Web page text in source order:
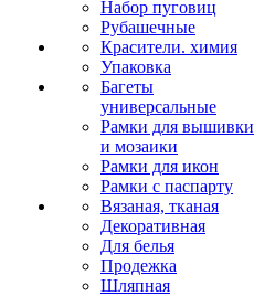
Набор пуговиц
Рубашечные
Красители. химия
Упаковка
Багеты
универсальные
Рамки для вышивки
и мозаики
Рамки для икон
Рамки с паспарту
Вязаная, тканая
Декоративная
Для белья
Продежка
Шляпная